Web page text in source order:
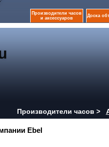
Производители часов
и аксессуаров
Доска
Производители часов >
Ebel